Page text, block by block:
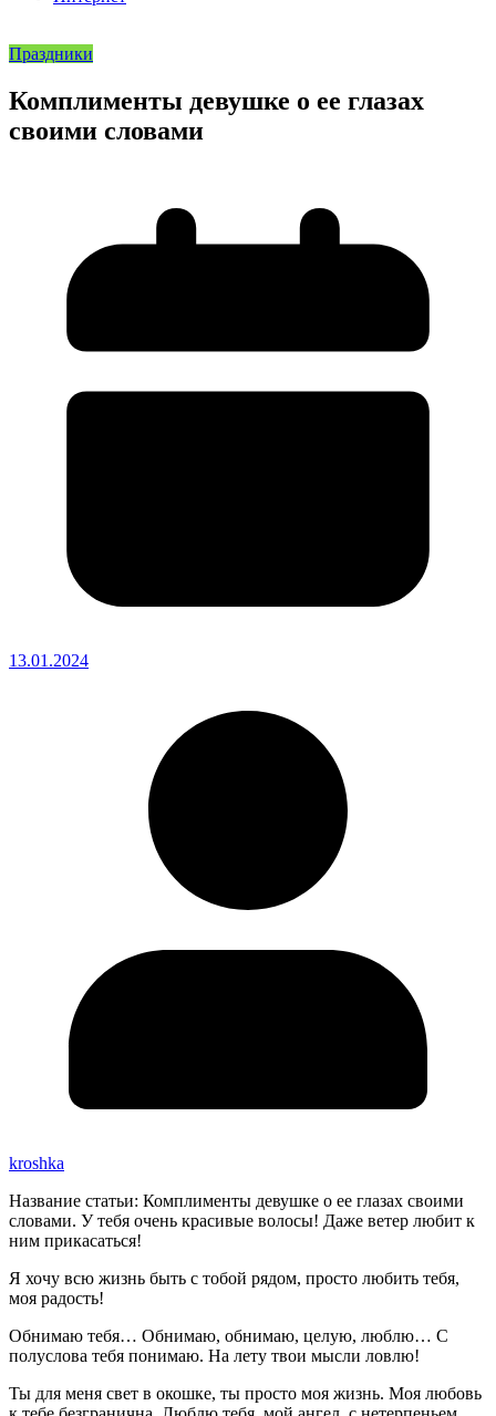
Праздники
Комплименты девушке о ее глазах
своими словами
13.01.2024
kroshka
Название статьи: Комплименты девушке о ее глазах своими
словами. У тебя очень красивые волосы! Даже ветер любит к
ним прикасаться!
Я хочу всю жизнь быть с тобой рядом, просто любить тебя,
моя радость!
Обнимаю тебя… Обнимаю, обнимаю, целую, люблю… С
полуслова тебя понимаю. На лету твои мысли ловлю!
Ты для меня свет в окошке, ты просто моя жизнь. Моя любовь